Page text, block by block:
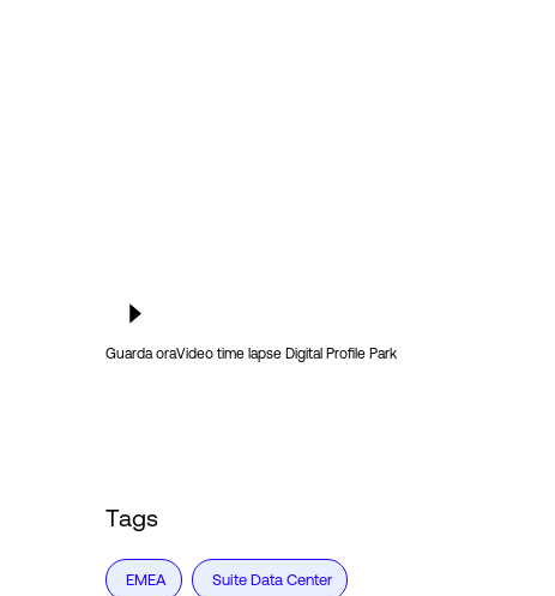
Guarda oraVideo time lapse Digital Profile Park
Tags
EMEA Suite Data Center